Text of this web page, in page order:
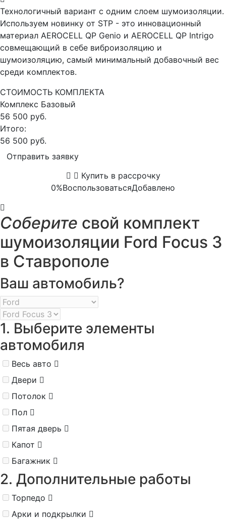
Технологичный вариант с одним слоем шумоизоляции.
Используем новинку от STP - это инновационный
материал AEROCELL QP Genio и AEROCELL QP Intrigo
совмещающий в себе виброизоляцию и
шумоизоляцию, самый минимальный добавочный вес
среди комплектов.
СТОИМОСТЬ КОМПЛЕКТА
Комплекс Базовый
56 500 руб.
Итого:
56 500 руб.
Отправить заявку
Купить в рассрочку
0%ВоспользоватьсяДобавлено
Соберите свой комплект
шумоизоляции Ford Focus 3
в Ставрополе
Ваш автомобиль?
1. Выберите элементы
автомобиля
Весь авто
Двери
Потолок
Пол
Пятая дверь
Капот
Багажник
2. Дополнительные работы
Торпедо
Арки и подкрылки